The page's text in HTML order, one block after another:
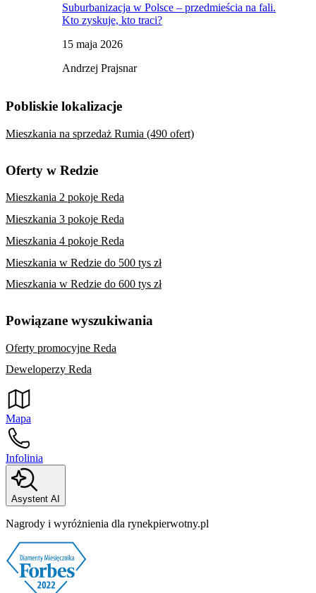
Suburbanizacja w Polsce – przedmieścia na fali.
Kto zyskuje, kto traci?
15 maja 2026
Andrzej Prajsnar
Pobliskie lokalizacje
Mieszkania na sprzedaż Rumia (490 ofert)
Oferty w Redzie
Mieszkania 2 pokoje Reda
Mieszkania 3 pokoje Reda
Mieszkania 4 pokoje Reda
Mieszkania w Redzie do 500 tys zł
Mieszkania w Redzie do 600 tys zł
Powiązane wyszukiwania
Oferty promocyjne Reda
Deweloperzy Reda
Mapa
Infolinia
Asystent AI
Nagrody i wyróżnienia dla rynekpierwotny.pl